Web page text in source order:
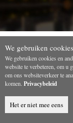
We gebruiken cookies
We gebruiken cookies en
website te verbeteren, om u
om ons websiteverkeer te
komen. Privacybeleid
Het er niet mee eens